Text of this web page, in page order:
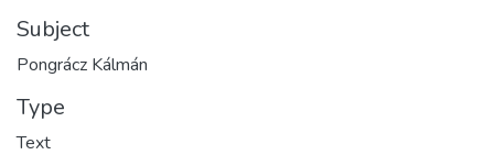
Subject
Pongrácz Kálmán
Type
Text